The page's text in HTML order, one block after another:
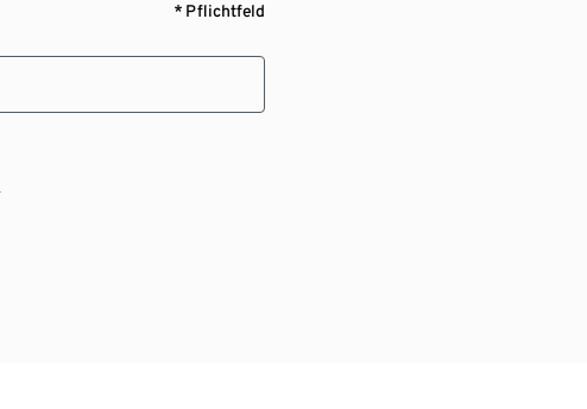
* Pflichtfeld